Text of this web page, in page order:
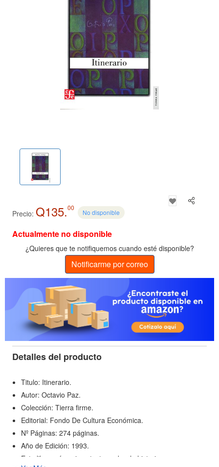
Precio: Q135.00
No disponible
Actualmente no disponible
¿Quieres que te notifiquemos cuando esté disponible?
Notificarme por correo
Detalles del producto
Titulo: Itinerario.
Autor: Octavio Paz.
Colección: Tierra firme.
Editorial: Fondo De Cultura Económica.
Nº Páginas: 274 páginas.
Año de Edición: 1993.
Este libro reúne cinco textos sobre la historia